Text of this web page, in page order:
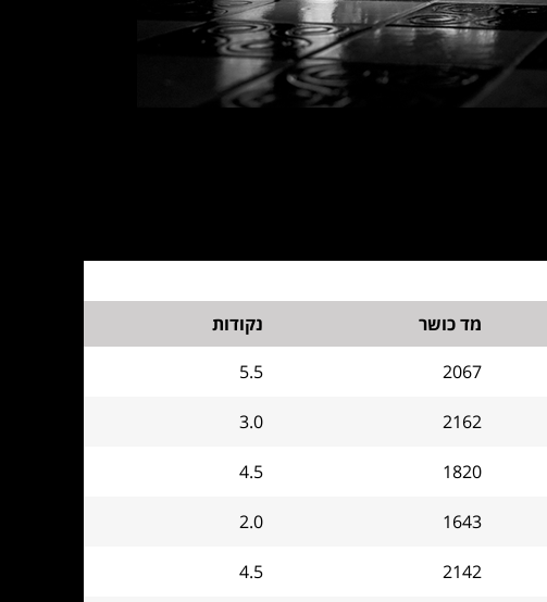
מד כושר
נקודות
2067
5.5
2162
3.0
1820
4.5
1643
2.0
2142
4.5